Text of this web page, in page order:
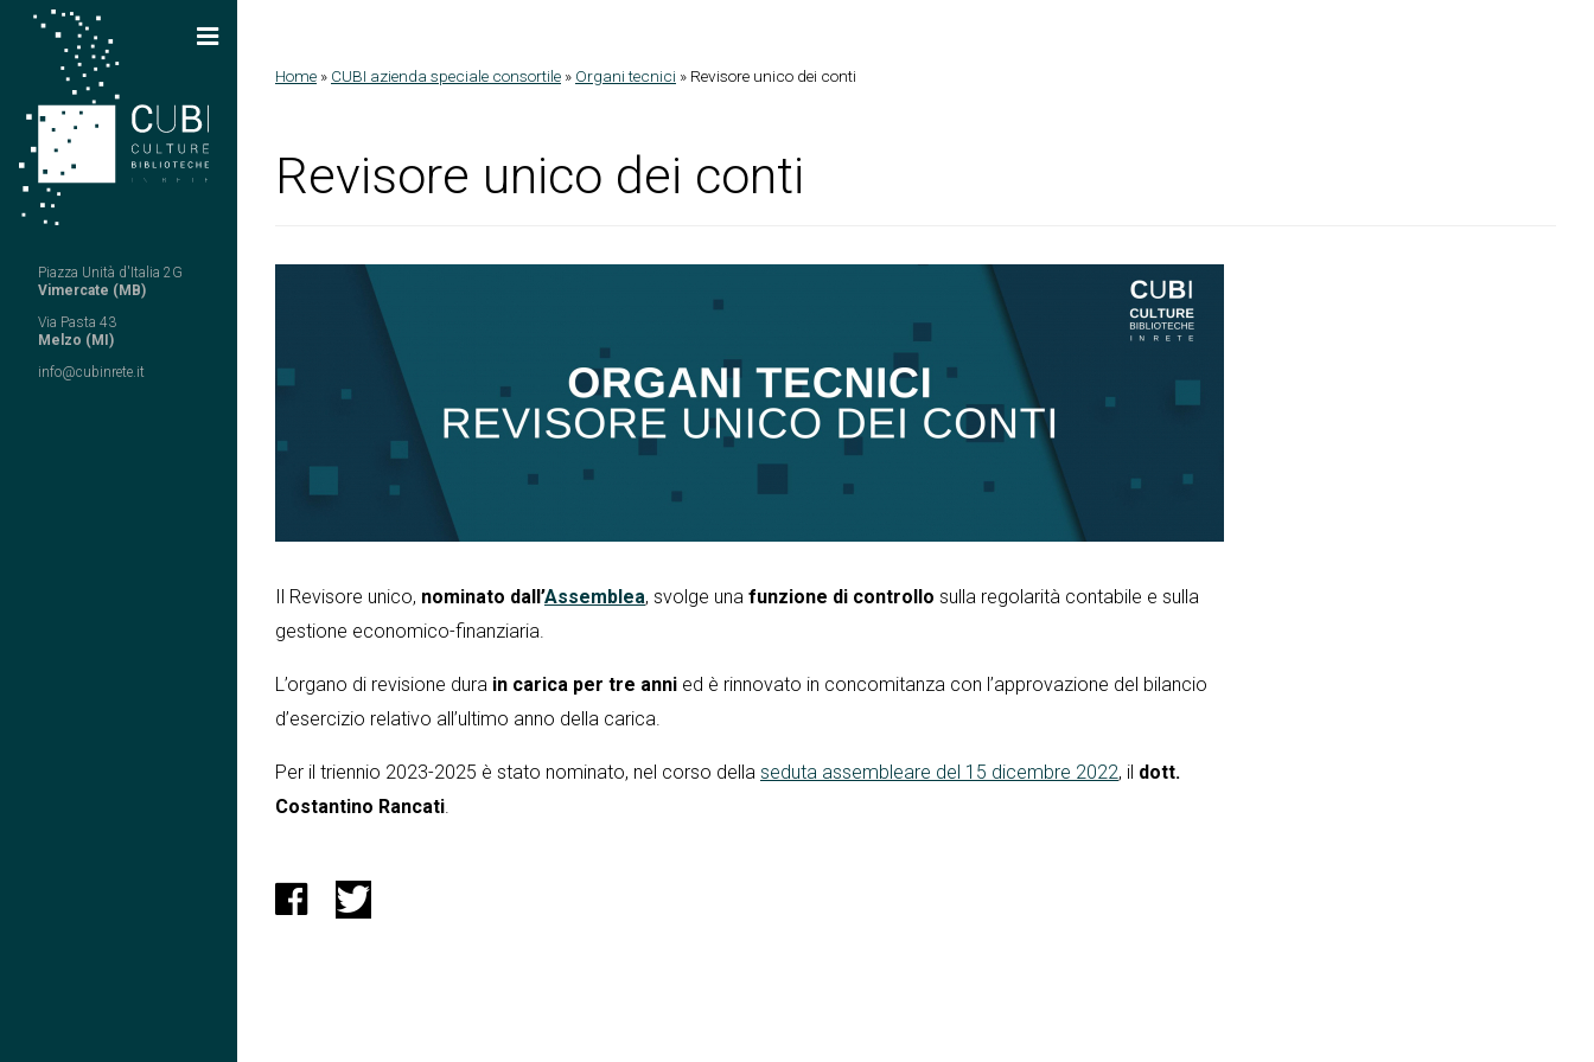
Salta al contenuto principale
Piazza Unità d'Italia 2G
Vimercate (MB)
Via Pasta 43
Melzo (MI)
info@cubinrete.it
Home » CUBI azienda speciale consortile » Organi tecnici » Revisore unico dei conti
Revisore unico dei conti
Il Revisore unico, nominato dall’Assemblea, svolge una funzione di controllo sulla regolarità contabile e sulla
gestione economico-finanziaria.
L’organo di revisione dura in carica per tre anni ed è rinnovato in concomitanza con l’approvazione del bilancio
d’esercizio relativo all’ultimo anno della carica.
Per il triennio 2023-2025 è stato nominato, nel corso della seduta assembleare del 15 dicembre 2022, il dott.
Costantino Rancati